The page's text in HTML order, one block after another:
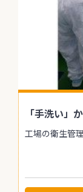
「手洗い」
工場の衛生管